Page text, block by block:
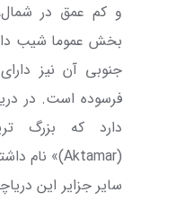
و کم عمق در
بخش عموما شیب
جنوبی آن نیز
فرسوده است. در
دارد که بزرگ
(
Aktamar)» نام
سایر جزایر این